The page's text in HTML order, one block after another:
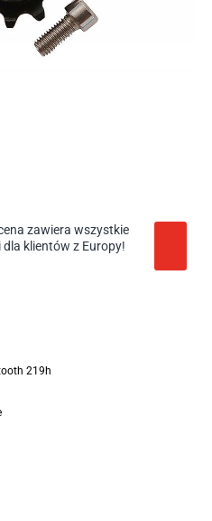
zawiera wszystkie
dla klientów z Europy!
219h